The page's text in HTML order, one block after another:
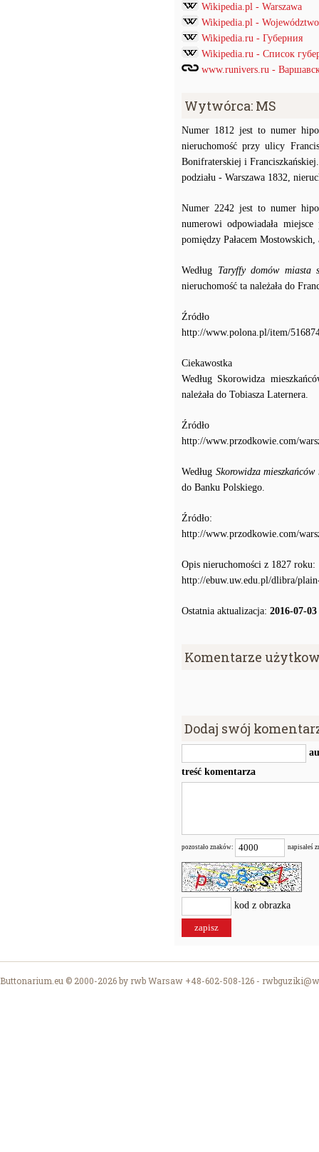
Wikipedia.pl - Warszawa
Wikipedia.pl -
Wikipedia.ru - Губерния
Wikipedia.ru - Список
www.runivers.ru -
Wytwórca: MS
Numer 1812 jest to numer
nieruchomość przy ulicy
Bonifraterskiej i
podziału - Warszawa 1832,
Numer 2242 jest to numer
numerowi odpowiadała
pomiędzy Pałacem Mostowskich,
Według Taryffy domów miasta
nieruchomość ta należała do
Źródło
http://www.polona.pl/item/
Ciekawostka
Według Skorowidza
należała do Tobiasza Laternera.
Źródło
http://www.przodkowie.com/
Według Skorowidza
do Banku Polskiego.
Źródło:
http://www.przodkowie.com/
Opis nieruchomości z 1827 roku:
http://ebuw.uw.edu.pl/dlibra/
Ostatnia aktualizacja: 2016-07-
Komentarze
Dodaj swój
treść komentarza
pozostało znaków: napisałeś
kod z obrazka
Buttonarium.eu © 2000-2026 by rwb Warsaw +48-602-508-126 -